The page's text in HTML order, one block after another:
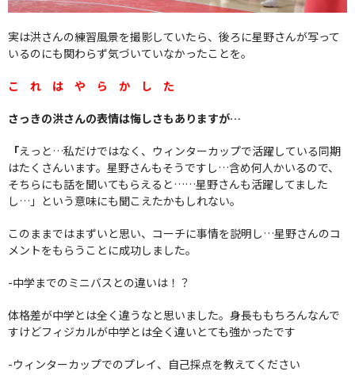
実は洪さんの練習風景を撮影していたら、後ろに星野さんが写って
いるのにも関わらず気づいていなかったことを。
こ れ は や ら か し た
さっきの洪さんの表情は悔しさもありますが…
「えっと…私だけではなく、ウィンターカップで活躍している同期
はたくさんいます。星野さんもそうですし…含め何人かいるので、
そちらにも話を聞いてもらえると……星野さんも活躍してました
し…」という意味にも聞こえたかもしれない。
このままではまずいと思い、コーチに事情を説明し…星野さんのコ
メントをもらうことに成功しました。
-中学までのミニバスとの違いは！？
体格差が中学とは全く違うなと思いました。身長ももちろんなんで
すけどフィジカルが中学とは全く違いとても強かったです
-ウィンターカップでのプレイ、自己採点を教えてください